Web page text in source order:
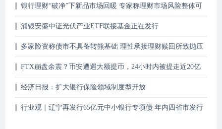
银行理财“破净”下新品市场回暖 专家称理财市场风险整体可
浦银安盛中证光伏产业ETF联接基金正在发行
多家险资称债市不具备转熊基础 理性承接理财赎回所致抛压
FTX崩盘余震？币安遭遇大额提币，24小时内被提走近20亿
经济日报：扩大银行保险领域制度型开放
行业观｜辽宁再发行65亿元中小银行专项债 年内四省市发行